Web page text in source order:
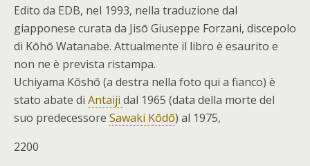
Edito da EDB, nel 1993, nella traduzione dal
giapponese curata da Jisō Giuseppe Forzani, discepolo
di Kōhō Watanabe. Attualmente il libro è esaurito e
non ne è prevista ristampa.
Uchiyama Kōshō (a destra nella foto qui a fianco) è
stato abate di Antaiji dal 1965 (data della morte del
suo predecessore Sawaki Kōdō) al 1975,
2200